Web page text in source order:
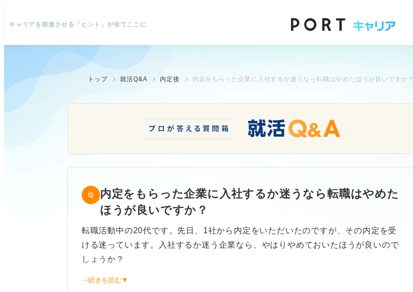
キャリアを前進させる「ヒント」が全てここに
トップ 就活Q&A 内定後 内定をもらった企業に入社するか迷うなら転職はやめたほうが良いですか？
内定をもらった企業に入社するか迷うなら転職はやめた
ほうが良いですか？
転職活動中の20代です。先日、1社から内定をいただいたのですが、その内定を受
ける迷っています。入社するか迷う企業なら、やはりやめておいたほうが良いので
しょうか？
⋯続きを読む▼